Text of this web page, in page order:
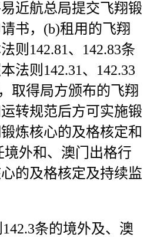
近航总局提交飞翔锻
书，(b)租用的飞翔
则142.81、142.83条
法则142.31、142.33
取得局方颁布的飞翔
转规范后方可实施锻
炼核心的及格核定和
外和、澳门出格行
的及格核定及持续监
条的境外及、澳